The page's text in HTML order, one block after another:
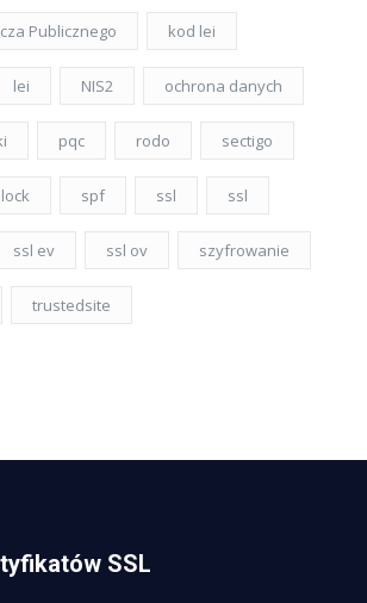
Publicznego kod lei
lei NIS2 ochrona danych
pqc rodo sectigo
spf ssl ssl
ssl ev ssl ov szyfrowanie
trustedsite
SSL